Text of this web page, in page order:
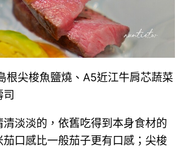
根尖梭魚鹽燒、A5近江牛肩芯蔬菜
淡淡的，依舊吃得到本身食材的
口感比一般茄子更有口感；尖梭